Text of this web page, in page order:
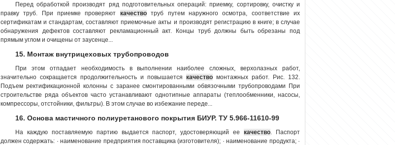
Перед обработкой производят ряд подготовительных операций: приемку, сортировку, очистку и
правку труб. При приемке проверяют качествотруб путем наружного осмотра, соответствие их
сертификатам и стандартам, составляют приемочные акты и производят регистрацию в книге; в случае
обнаружения дефектов составляют рекламационный акт. Концы труб должны быть обрезаны под
прямым углом и очищены от заусенце...
15. Монтаж внутрицеховых трубопроводов
При этом отпадает необходимость в выполнении наиболее сложных, верхолазных работ,
значительно сокращается продолжительность и повышается качество монтажных работ. Рис. 132.
Подъем ректификационной колонны с заранее смонтированными обвязочными трубопроводами При
строительстве ряда объектов часто устанавливают однотипные аппараты (теплообменники, насосы,
компрессоры, отстойники, фильтры). В этом случае во избежание переде...
16. Основа мастичного полиуретанового покрытия БИУР. ТУ 5.966-11610-99
На каждую поставляемую партию выдается паспорт, удостоверяющий еекачество. Паспорт
должен содержать: · наименование предприятия поставщика (изготовителя); · наименование продукта; ·